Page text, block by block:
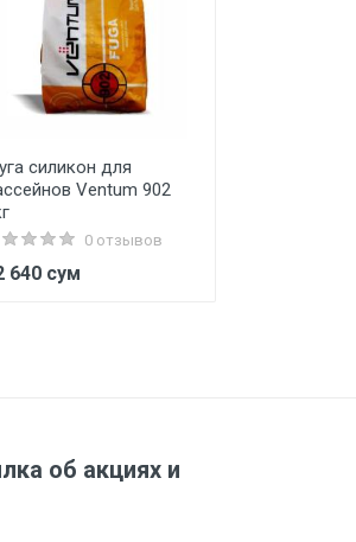
силикон для
Ventum 902
0 отзывов
640 сум
об акциях и